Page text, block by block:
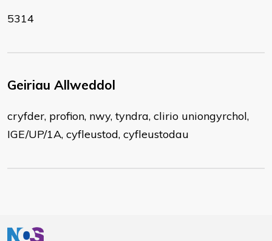
5314
Geiriau Allweddol
cryfder, profion, nwy, tyndra, clirio uniongyrchol,
IGE/UP/1A, cyfleustod, cyfleustodau